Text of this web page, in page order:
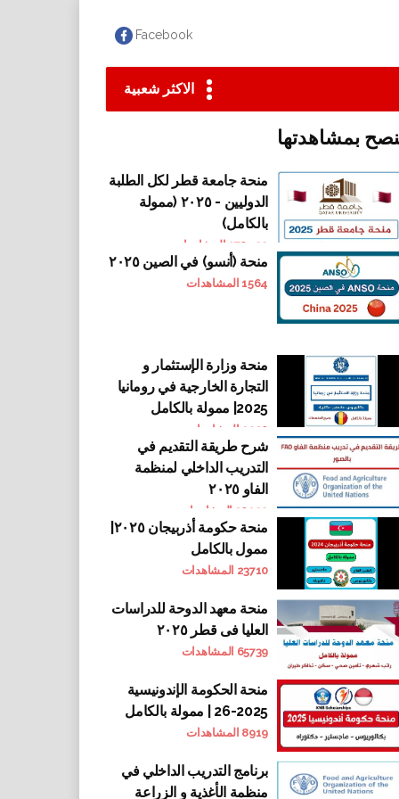
Facebook
الاكثر شعبية
بمشاهدتها
منحة جامعة قطر لكل الطلبة
الدوليين - ٢٠٢٥ (ممولة
بالكامل)
170422 المشاهدات
منحة (أنسو) في الصين ٢٠٢٥
1564 المشاهدات
منحة وزارة الإستثمار و
التجارة الخارجية في رومانيا
2025| ممولة بالكامل
9230 المشاهدات
شرح طريقة التقديم في
التدريب الداخلي لمنظمة
الفاو ٢٠٢٥
30922 المشاهدات
ممول بالكامل
23710 المشاهدات
منحة معهد الدوحة للدراسات
العليا فى قطر ٢٠٢٥
65739 المشاهدات
منحة الحكومة الإندونيسية
2025-26 | ممولة بالكامل
8919 المشاهدات
برنامج التدريب الداخلي في
منظمة الأغذية و الزراعة